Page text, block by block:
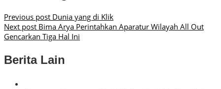
Previous post Dunia yang di Klik
Next post Bima Arya Perintahkan Aparatur Wilayah All Out
Gencarkan Tiga Hal Ini
Berita Lain